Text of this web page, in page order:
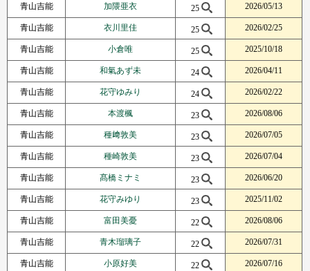
青山吉能 加隈亜衣 25 2026/05/13
青山吉能 衣川里佳 25 2026/02/25
青山吉能 小倉唯 25 2025/10/18
青山吉能 和氣あず未 24 2026/04/11
青山吉能 花守ゆみり 24 2026/02/22
青山吉能 本渡楓 23 2026/08/06
青山吉能 種﨑敦美 23 2026/07/05
青山吉能 種崎敦美 23 2026/07/04
青山吉能 髙橋ミナミ 23 2026/06/20
青山吉能 花守みゆり 23 2025/11/02
青山吉能 富田美憂 22 2026/08/06
青山吉能 青木瑠璃子 22 2026/07/31
青山吉能 小原好美 22 2026/07/16